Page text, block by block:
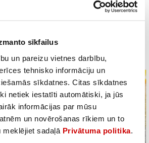
sīkfailus
un pareizu vietnes darbību,
tehnisko informāciju un
sīkdatnes. Citas sīkdatnes
netiek iestatīti automātiski, ja jūs
informācijas par mūsu
un novērošanas rīkiem un to
meklējiet sadaļā Privātuma politika